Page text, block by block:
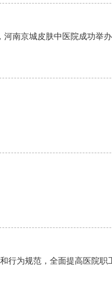
南京城皮肤中医院成功举
行为规范，全面提高医院职